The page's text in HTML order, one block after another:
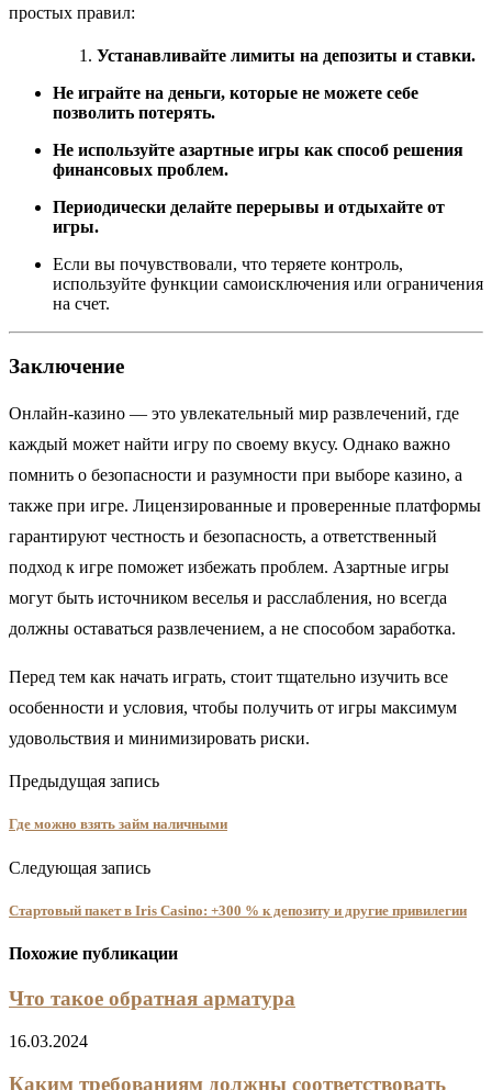
простых правил:
Устанавливайте лимиты на депозиты и ставки.
Не играйте на деньги, которые не можете себе
позволить потерять.
Не используйте азартные игры как способ решения
финансовых проблем.
Периодически делайте перерывы и отдыхайте от
игры.
Если вы почувствовали, что теряете контроль,
используйте функции самоисключения или ограничения
на счет.
Заключение
Онлайн-казино — это увлекательный мир развлечений, где
каждый может найти игру по своему вкусу. Однако важно
помнить о безопасности и разумности при выборе казино, а
также при игре. Лицензированные и проверенные платформы
гарантируют честность и безопасность, а ответственный
подход к игре поможет избежать проблем. Азартные игры
могут быть источником веселья и расслабления, но всегда
должны оставаться развлечением, а не способом заработка.
Перед тем как начать играть, стоит тщательно изучить все
особенности и условия, чтобы получить от игры максимум
удовольствия и минимизировать риски.
Предыдущая запись
Где можно взять займ наличными
Следующая запись
Стартовый пакет в Iris Casino: +300 % к депозиту и другие привилегии
Похожие публикации
Что такое обратная арматура
16.03.2024
Каким требованиям должны соответствовать